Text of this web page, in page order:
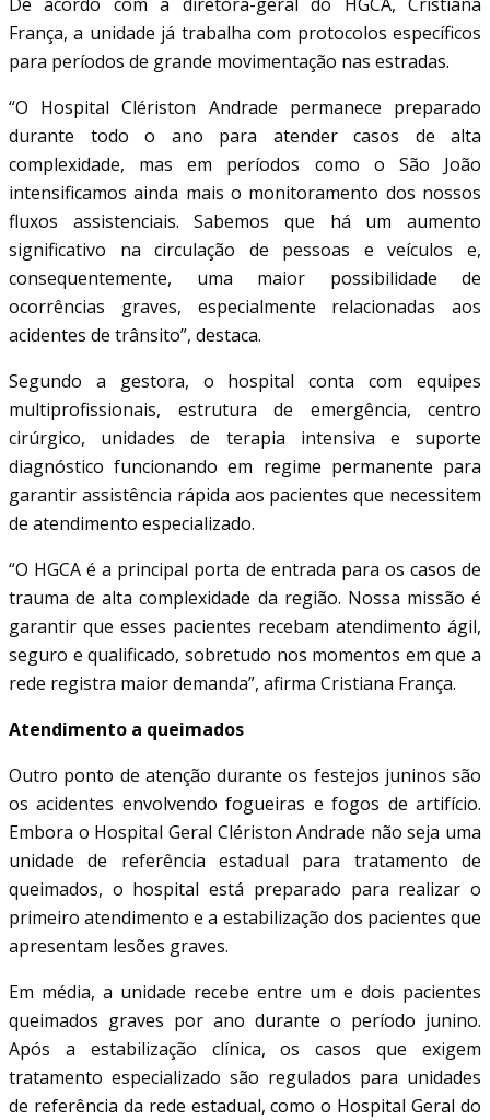
França, a unidade já trabalha com protocolos específicos
para períodos de grande movimentação nas estradas.
“O Hospital Clériston Andrade permanece preparado
durante todo o ano para atender casos de alta
complexidade, mas em períodos como o São João
intensificamos ainda mais o monitoramento dos nossos
fluxos assistenciais. Sabemos que há um aumento
significativo na circulação de pessoas e veículos e,
consequentemente, uma maior possibilidade de
ocorrências graves, especialmente relacionadas aos
acidentes de trânsito”, destaca.
Segundo a gestora, o hospital conta com equipes
multiprofissionais, estrutura de emergência, centro
cirúrgico, unidades de terapia intensiva e suporte
diagnóstico funcionando em regime permanente para
garantir assistência rápida aos pacientes que necessitem
de atendimento especializado.
“O HGCA é a principal porta de entrada para os casos de
trauma de alta complexidade da região. Nossa missão é
garantir que esses pacientes recebam atendimento ágil,
seguro e qualificado, sobretudo nos momentos em que a
rede registra maior demanda”, afirma Cristiana França.
Atendimento a queimados
Outro ponto de atenção durante os festejos juninos são
os acidentes envolvendo fogueiras e fogos de artifício.
Embora o Hospital Geral Clériston Andrade não seja uma
unidade de referência estadual para tratamento de
queimados, o hospital está preparado para realizar o
primeiro atendimento e a estabilização dos pacientes que
apresentam lesões graves.
Em média, a unidade recebe entre um e dois pacientes
queimados graves por ano durante o período junino.
Após a estabilização clínica, os casos que exigem
tratamento especializado são regulados para unidades
de referência da rede estadual, como o Hospital Geral do